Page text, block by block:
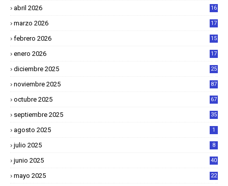
abril 2026
16
marzo 2026
17
febrero 2026
15
enero 2026
17
diciembre 2025
25
noviembre 2025 87
octubre 2025 67
septiembre 2025 35
agosto 2025 1
julio 2025 8
junio 2025 40
mayo 2025
22